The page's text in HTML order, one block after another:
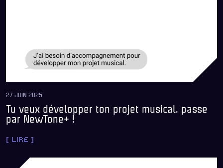
27 JUIN 2025
Tu veux développer ton projet musical, passe
par NewTone+ !
[ LIRE ]